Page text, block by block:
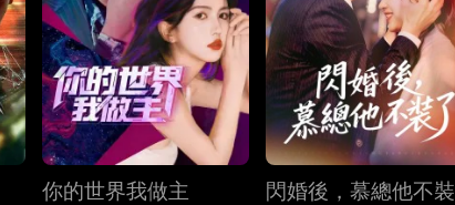
你的世界我做主
閃婚後，慕總他不裝